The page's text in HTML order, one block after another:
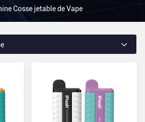
Cosse jetable de Vape